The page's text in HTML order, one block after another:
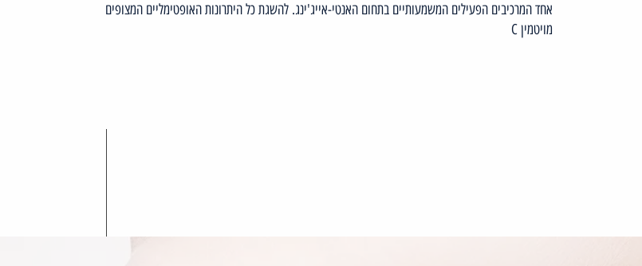
אחד המרכיבים הפעילים המשמעותיים בתחום האנטי-אייג'ינג. להשגת כל היתרונות האופטימליים המצופים
מויטמין C